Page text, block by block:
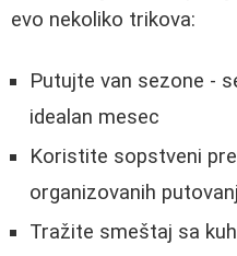
evo nekoliko trikova:
Putujte van sezone -
idealan mesec
Koristite sopstveni
organizovanih
Tražite smeštaj sa